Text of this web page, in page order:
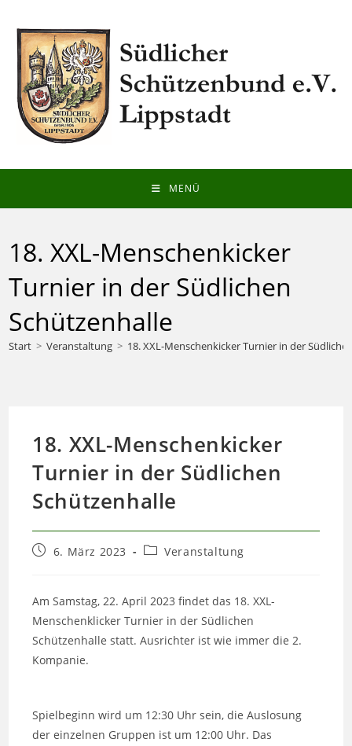
Inhalt
springen
MENÜ
18. XXL-Menschenkicker
Turnier in der Südlichen
Schützenhalle
Start > Veranstaltung > 18. XXL-Menschenkicker Turnier in der
18. XXL-Menschenkicker
Turnier in der Südlichen
Schützenhalle
Beitrag6. März 2023
Beitrags-
Veranstaltung
Am Samstag, 22. April 2023 findet das 18. XXL-
Menschenklicker Turnier in der Südlichen
Schützenhalle statt. Ausrichter ist wie immer die 2.
Kompanie.
Spielbeginn wird um 12:30 Uhr sein, die Auslosung
der einzelnen Gruppen ist um 12:00 Uhr. Das